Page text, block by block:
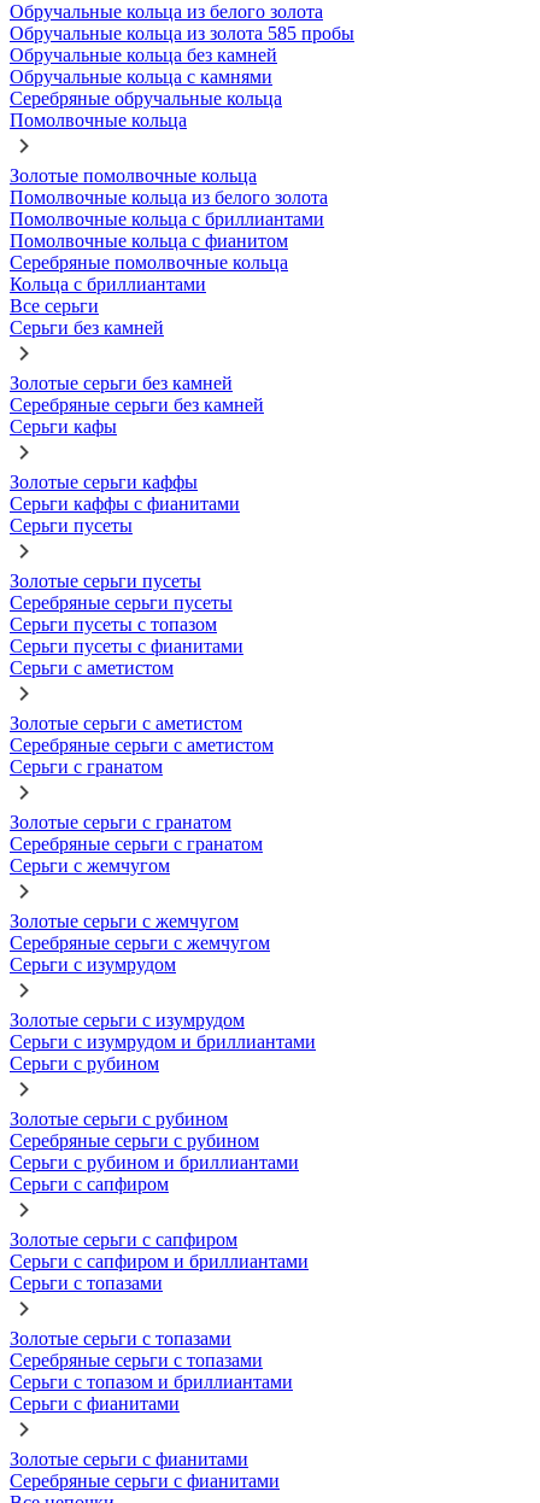
Обручальные кольца из белого золота
Обручальные кольца из золота 585 пробы
Обручальные кольца без камней
Обручальные кольца с камнями
Серебряные обручальные кольца
Помолвочные кольца
Золотые помолвочные кольца
Помолвочные кольца из белого золота
Помолвочные кольца с бриллиантами
Помолвочные кольца с фианитом
Серебряные помолвочные кольца
Кольца с бриллиантами
Все серьги
Серьги без камней
Золотые серьги без камней
Серебряные серьги без камней
Серьги кафы
Золотые серьги каффы
Серьги каффы с фианитами
Серьги пусеты
Золотые серьги пусеты
Серебряные серьги пусеты
Серьги пусеты с топазом
Серьги пусеты с фианитами
Серьги с аметистом
Золотые серьги с аметистом
Серебряные серьги с аметистом
Серьги с гранатом
Золотые серьги с гранатом
Серебряные серьги с гранатом
Серьги с жемчугом
Золотые серьги с жемчугом
Серебряные серьги с жемчугом
Серьги с изумрудом
Золотые серьги с изумрудом
Серьги с изумрудом и бриллиантами
Серьги с рубином
Золотые серьги с рубином
Серебряные серьги с рубином
Серьги с рубином и бриллиантами
Серьги с сапфиром
Золотые серьги с сапфиром
Серьги с сапфиром и бриллиантами
Серьги с топазами
Золотые серьги с топазами
Серебряные серьги с топазами
Серьги с топазом и бриллиантами
Серьги с фианитами
Золотые серьги с фианитами
Серебряные серьги с фианитами